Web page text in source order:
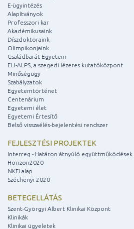
E-ügyintézés
Alapítványok
Professzori kar
Akadémikusaink
Díszdoktoraink
Olimpikonjaink
Családbarát Egyetem
ELI-ALPS, a szegedi lézeres kutatóközpont
Minőségügy
Szabályzatok
Egyetemtörténet
Centenárium
Egyetemi élet
Egyetemi Értesítő
Belső visszaélés-bejelentési rendszer
FEJLESZTÉSI PROJEKTEK
Interreg - Határon átnyúló együttműködések
Horizon2020
NKFI alap
Széchenyi 2020
BETEGELLÁTÁS
Szent-Györgyi Albert Klinikai Központ
Klinikák
Klinikai ügyeletek